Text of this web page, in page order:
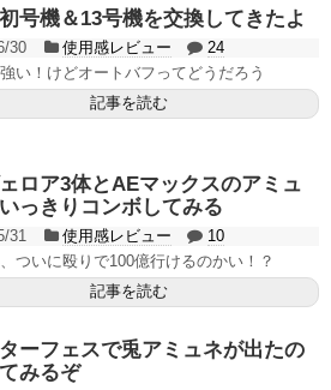
号機＆13号機を交換してきたよ
30 使用感レビュー
24
い！けどオートバフってどうだろう
記事を読む
ロア3体とAEマックスのアミュ
っきりコンボしてみる
31 使用感レビュー
10
ついに殴りで100億行けるのかい！？
記事を読む
ーフェスで兎アミュネが出たの
みるぞ